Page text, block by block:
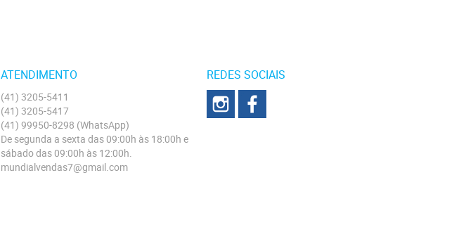
ATENDIMENTO
(41) 3205-5411
(41) 3205-5417
(41) 99950-8298 (WhatsApp)
De segunda a sexta das 09:00h às 18:00h e
sábado das 09:00h às 12:00h.
mundialvendas7@gmail.com
REDES SOCIAIS